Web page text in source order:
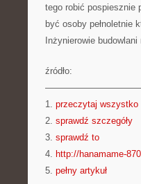
tego robić pospiesznie
być osoby pełnoletnie
Inżynierowie
źródło:
1. przeczytaj wszystko
2. sprawdź szczegóły
3. sprawdź to
4. http://hanamame-
5. pełny artykuł